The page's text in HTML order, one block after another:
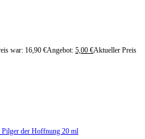
war: 16,90 €Angebot: 5,00 €Aktueller Preis
Pilger der Hoffnung 20 ml